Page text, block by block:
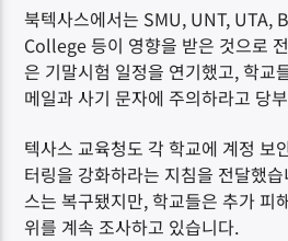
북텍사스에서는 SMU, UNT,
College 등이 영향을 받은 것으로
은 기말시험 일정을 연기했고, 학교
메일과 사기 문자에 주의하라고 당
텍사스 교육청도 각 학교에 계정 보
터링을 강화하라는 지침을 전달했
스는 복구됐지만, 학교들은 추가 피
위를 계속 조사하고 있습니다.